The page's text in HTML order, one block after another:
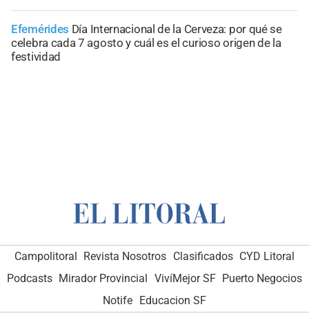
Efemérides Día Internacional de la Cerveza: por qué se
celebra cada 7 agosto y cuál es el curioso origen de la
festividad
Campolitoral Revista Nosotros Clasificados CYD Litoral
Podcasts Mirador Provincial VivíMejor SF Puerto Negocios
Notife
Educacion SF